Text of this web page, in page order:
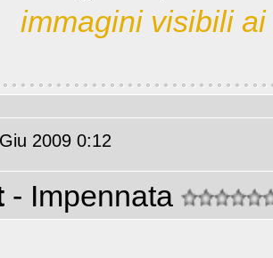
immagini visibili
2009 0:12
- Impennata